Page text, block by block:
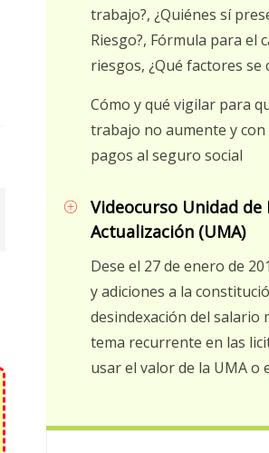
precio
original
era:
precio
actual
trabajo?, ¿Quiénes sí
Riesgo?, Fórmula para el
riesgos, ¿Qué factores se
Cómo y qué vigilar para
trabajo no aumente y
pagos al seguro social
Videocurso Unidad de
Actualización (UMA)
Dese el 27 de enero de
y adiciones a la
desindexación del salario
tema recurrente en las
usar el valor de la UMA o